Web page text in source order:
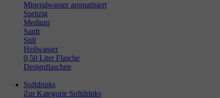
Mineralwasser aromatisiert
Spritzig
Medium
Sanft
Still
Heilwasser
0,50 Liter Flasche
Designflaschen
Softdrinks
Zur Kategorie Softdrinks